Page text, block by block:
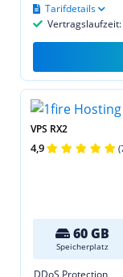
Tarifdetails
VPS RX2
4,9
60 GB
Speicherplatz